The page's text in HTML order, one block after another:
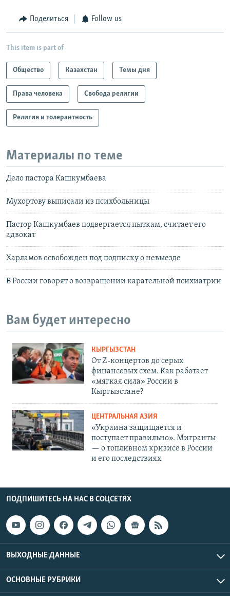
Поделиться Follow us
This item is part of
Общество Казахстан Темы дня
Права человека Свобода религии
Религия и толерантность
Материалы по теме
Дело пастора Кашкумбаева
Мухортову выписали из психбольницы
Пастор Кашкумбаев подвергается пыткам, считает его
адвокат
Харламов освобожден под подписку о невыезде
В России говорят о возвращении карательной психиатрии
Вам будет интересно
КЫРГЫЗСТАН
От Z-концертов до серых
финансовых схем. Как работает
«мягкая сила» России в
Кыргызстане?
ЦЕНТРАЛЬНАЯ АЗИЯ
«Украина защищается и
поступает правильно». Мигранты
— о топливном кризисе в России
и его последствиях
ПОДПИШИТЕСЬ НА НАС В СОЦСЕТЯХ
ВЫХОДНЫЕ ДАННЫЕ
ОСНОВНЫЕ РУБРИКИ